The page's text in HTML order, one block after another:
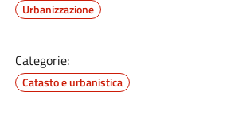
Urbanizzazione
Categorie:
Catasto e urbanistica